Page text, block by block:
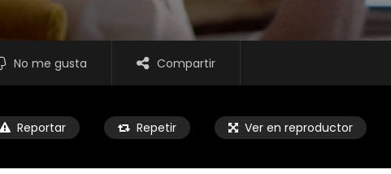
No me gusta Compartir
Reportar Repetir Ver en reproductor